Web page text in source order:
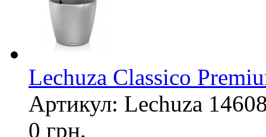
Lechuza Classico
Артикул: Lechuza
0 грн.